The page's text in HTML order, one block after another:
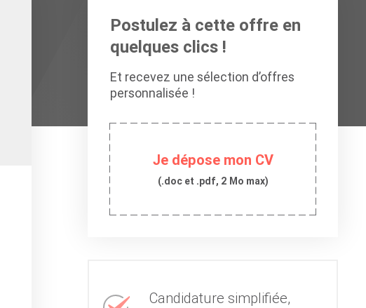
Postulez à cette offre en
quelques clics !
Et recevez une sélection d’offres
personnalisée !
Je dépose mon CV
(.doc et .pdf, 2 Mo max)
Candidature simplifiée,